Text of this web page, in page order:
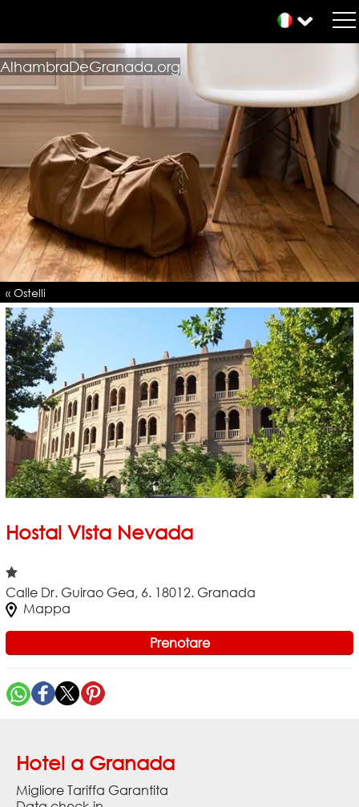
AlhambraDeGranada.org
« Ostelli
Hostal Vista Nevada
Calle Dr. Guirao Gea, 6. 18012. Granada
Mappa
Prenotare
Hotel a Granada
Migliore Tariffa Garantita